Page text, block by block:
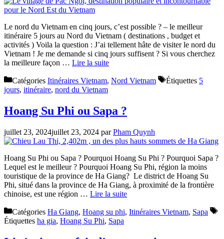
Le nord du Vietnam en cinq jours, c’est possible ? – le meilleur
itinéraire 5 jours au Nord du Vietnam ( destinations , budget et
activités ) Voila la question : J’ai tellement hâte de visiter le nord du
Vietnam ! Je me demande si cinq jours suffisent ? Si vous cherchez
la meilleure façon … Lire la suite
Catégories Itinéraires Vietnam, Nord Vietnam Étiquettes 5
jours, itinéraire, nord du Vietnam
Hoang Su Phi ou Sapa ?
juillet 23, 2024juillet 23, 2024 parPham Quynh
Hoang Su Phi ou Sapa ? Pourquoi Hoang Su Phi ? Pourquoi Sapa ?
Lequel est le meilleur ? Pourquoi Hoang Su Phi, région la moins
touristique de la province de Ha Giang? Le district de Hoang Su
Phi, situé dans la province de Ha Giang, à proximité de la frontière
chinoise, est une région … Lire la suite
Catégories Ha Giang, Hoang su phi, Itinéraires Vietnam, Sapa
Étiquettes ha gia, Hoang Su Phi, Sapa